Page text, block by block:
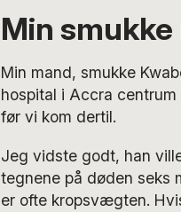
Min smukke
Min mand, smukke
hospital i Accra
før vi kom dertil.
Jeg vidste godt, han
tegnene på døden seks
er ofte kropsvægten.